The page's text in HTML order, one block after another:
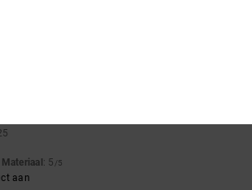
Materiaal : 5 /5
aan